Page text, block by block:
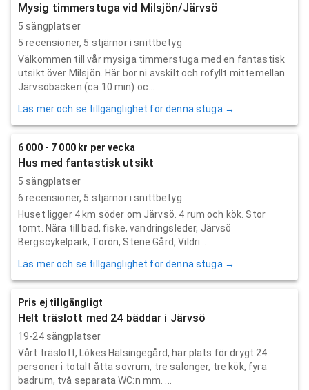
Mysig timmerstuga vid Milsjön/Järvsö
5 sängplatser
5 recensioner, 5 stjärnor i snittbetyg
Välkommen till vår mysiga timmerstuga med en fantastisk
utsikt över Milsjön. Här bor ni avskilt och rofyllt mittemellan
Järvsöbacken (ca 10 min) oc...
Läs mer och se tillgänglighet för denna stuga →
6 000 - 7 000 kr per vecka
Hus med fantastisk utsikt
5 sängplatser
6 recensioner, 5 stjärnor i snittbetyg
Huset ligger 4 km söder om Järvsö. 4 rum och kök. Stor
tomt. Nära till bad, fiske, vandringsleder, Järvsö
Bergscykelpark, Torön, Stene Gård, Vildri...
Läs mer och se tillgänglighet för denna stuga →
Pris ej tillgängligt
Helt träslott med 24 bäddar i Järvsö
19-24 sängplatser
Vårt träslott, Lôkes Hälsingegård, har plats för drygt 24
personer i totalt åtta sovrum, tre salonger, tre kök, fyra
badrum, två separata WC:n mm. ...